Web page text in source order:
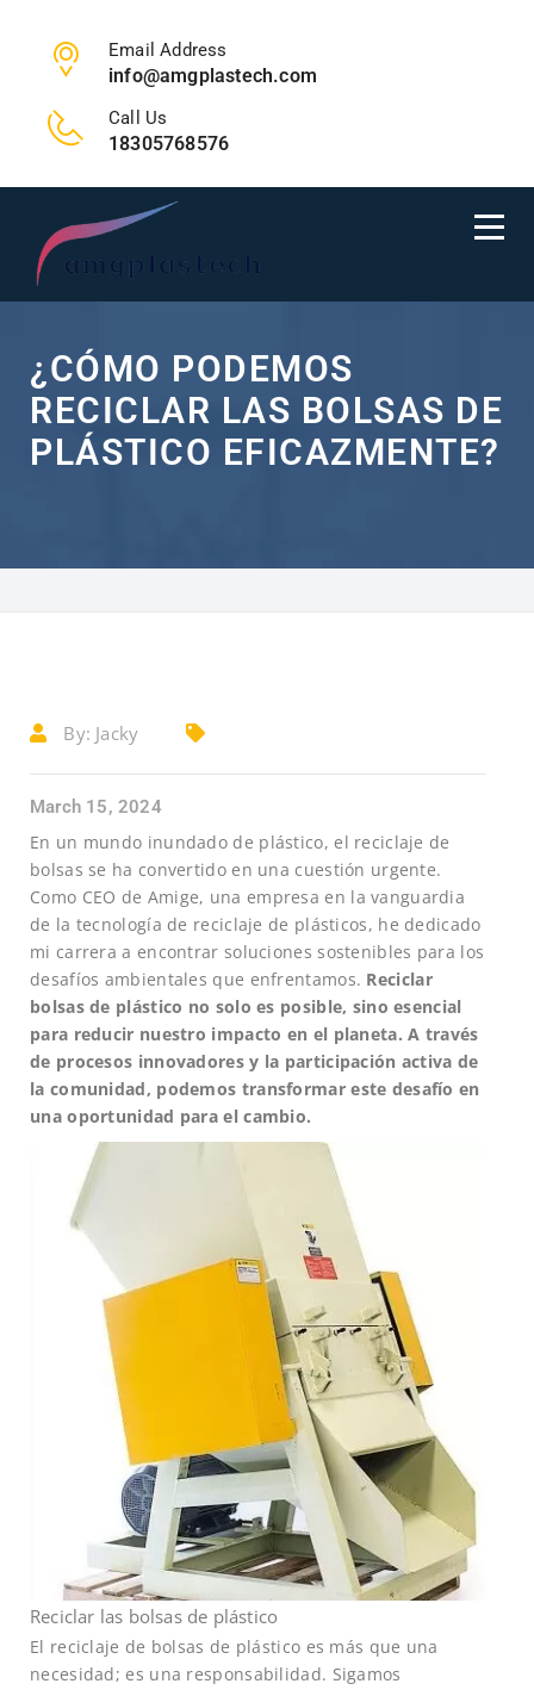
Email Address
info@amgplastech.com
Call Us
18305768576
¿CÓMO PODEMOS
RECICLAR LAS BOLSAS DE
PLÁSTICO EFICAZMENTE?
By: Jacky
March 15, 2024
En un mundo inundado de plástico, el reciclaje de
bolsas se ha convertido en una cuestión urgente.
Como CEO de Amige, una empresa en la vanguardia
de la tecnología de reciclaje de plásticos, he dedicado
mi carrera a encontrar soluciones sostenibles para los
desafíos ambientales que enfrentamos. Reciclar
bolsas de plástico no solo es posible, sino esencial
para reducir nuestro impacto en el planeta. A través
de procesos innovadores y la participación activa de
la comunidad, podemos transformar este desafío en
una oportunidad para el cambio.
Reciclar las bolsas de plástico
El reciclaje de bolsas de plástico es más que una
necesidad; es una responsabilidad. Sigamos